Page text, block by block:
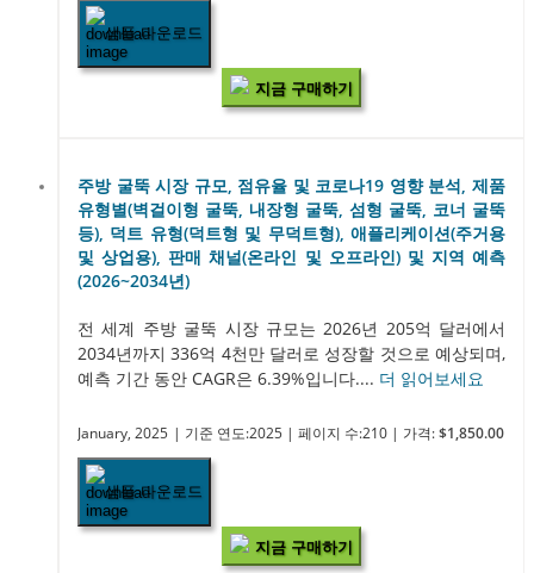
샘플 다운로드
지금 구매하기
주방 굴뚝 시장 규모, 점유율 및 코로나19 영향 분석, 제품
유형별(벽걸이형 굴뚝, 내장형 굴뚝, 섬형 굴뚝, 코너 굴뚝
등), 덕트 유형(덕트형 및 무덕트형), 애플리케이션(주거용
및 상업용), 판매 채널(온라인 및 오프라인) 및 지역 예측
(2026~2034년)
전 세계 주방 굴뚝 시장 규모는 2026년 205억 달러에서
2034년까지 336억 4천만 달러로 성장할 것으로 예상되며,
예측 기간 동안 CAGR은 6.39%입니다.... 더 읽어보세요
January, 2025 | 기준 연도:2025 | 페이지 수:210 | 가격: $1,850.00
샘플 다운로드
지금 구매하기